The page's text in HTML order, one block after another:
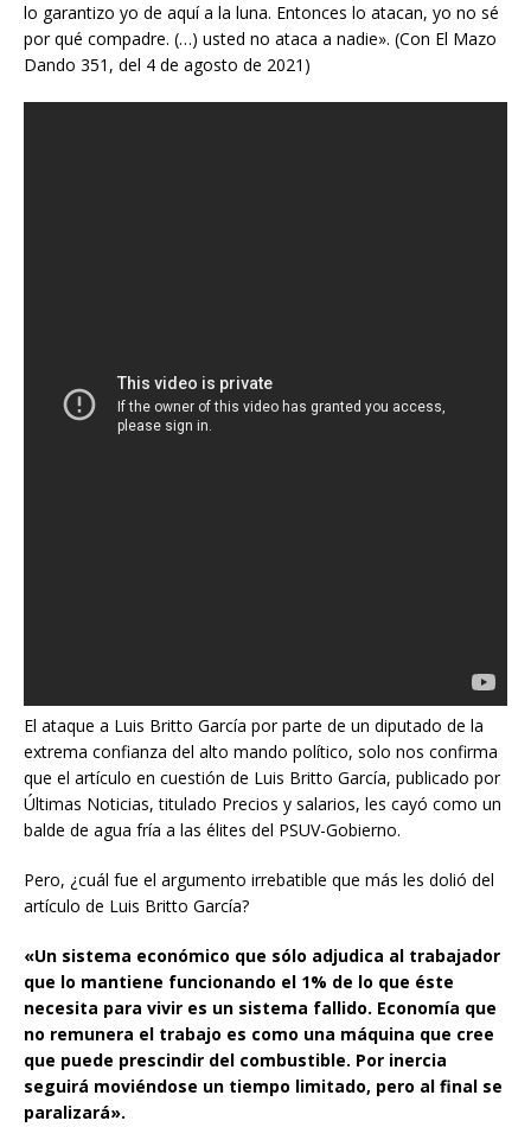
lo garantizo yo de aquí a la luna. Entonces lo atacan, yo no sé
por qué compadre. (…) usted no ataca a nadie». (Con El Mazo
Dando 351, del 4 de agosto de 2021)
El ataque a Luis Britto García por parte de un diputado de la
extrema confianza del alto mando político, solo nos confirma
que el artículo en cuestión de Luis Britto García, publicado por
Últimas Noticias, titulado Precios y salarios, les cayó como un
balde de agua fría a las élites del PSUV-Gobierno.
Pero, ¿cuál fue el argumento irrebatible que más les dolió del
artículo de Luis Britto García?
«Un sistema económico que sólo adjudica al trabajador
que lo mantiene funcionando el 1% de lo que éste
necesita para vivir es un sistema fallido. Economía que
no remunera el trabajo es como una máquina que cree
que puede prescindir del combustible. Por inercia
seguirá moviéndose un tiempo limitado, pero al final se
paralizará».